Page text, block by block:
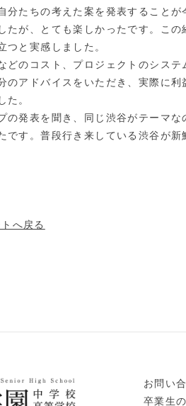
分たちの考えた案を発表することが
たが、とても楽しかったです。この
つと実感しました。
どのコスト、プロジェクトのシステ
のアドバイスをいただき、実際に
た。
の発表を聞き、同じ渋谷がテーマ
です。普段行き来している渋谷が新
へ戻る
お問い
卒業生